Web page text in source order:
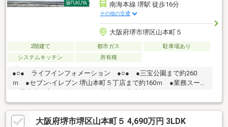
南海本線 堺駅 徒歩16分
その他の交通
大阪府堺市堺区山本町５
2階建て 都市ガス
駐車場あり
システムキッチン
所有権
●○● ライフインフォメーション ●○● ●三宝公園まで約260
ｍ ●セブン-イレブン 堺山本町５丁店まで約160ｍ ●業務スーパ
イエー 堺店まで約1000ｍ※駐車台数は車種による。※S:納戸*----*--
--*----*----*----*----*----*----*----*----*----*----*御内覧ご希望の際は、お
気軽にお問い合わせ下さい。
大阪府堺市堺区山本町５ 4,690万円 3LDK